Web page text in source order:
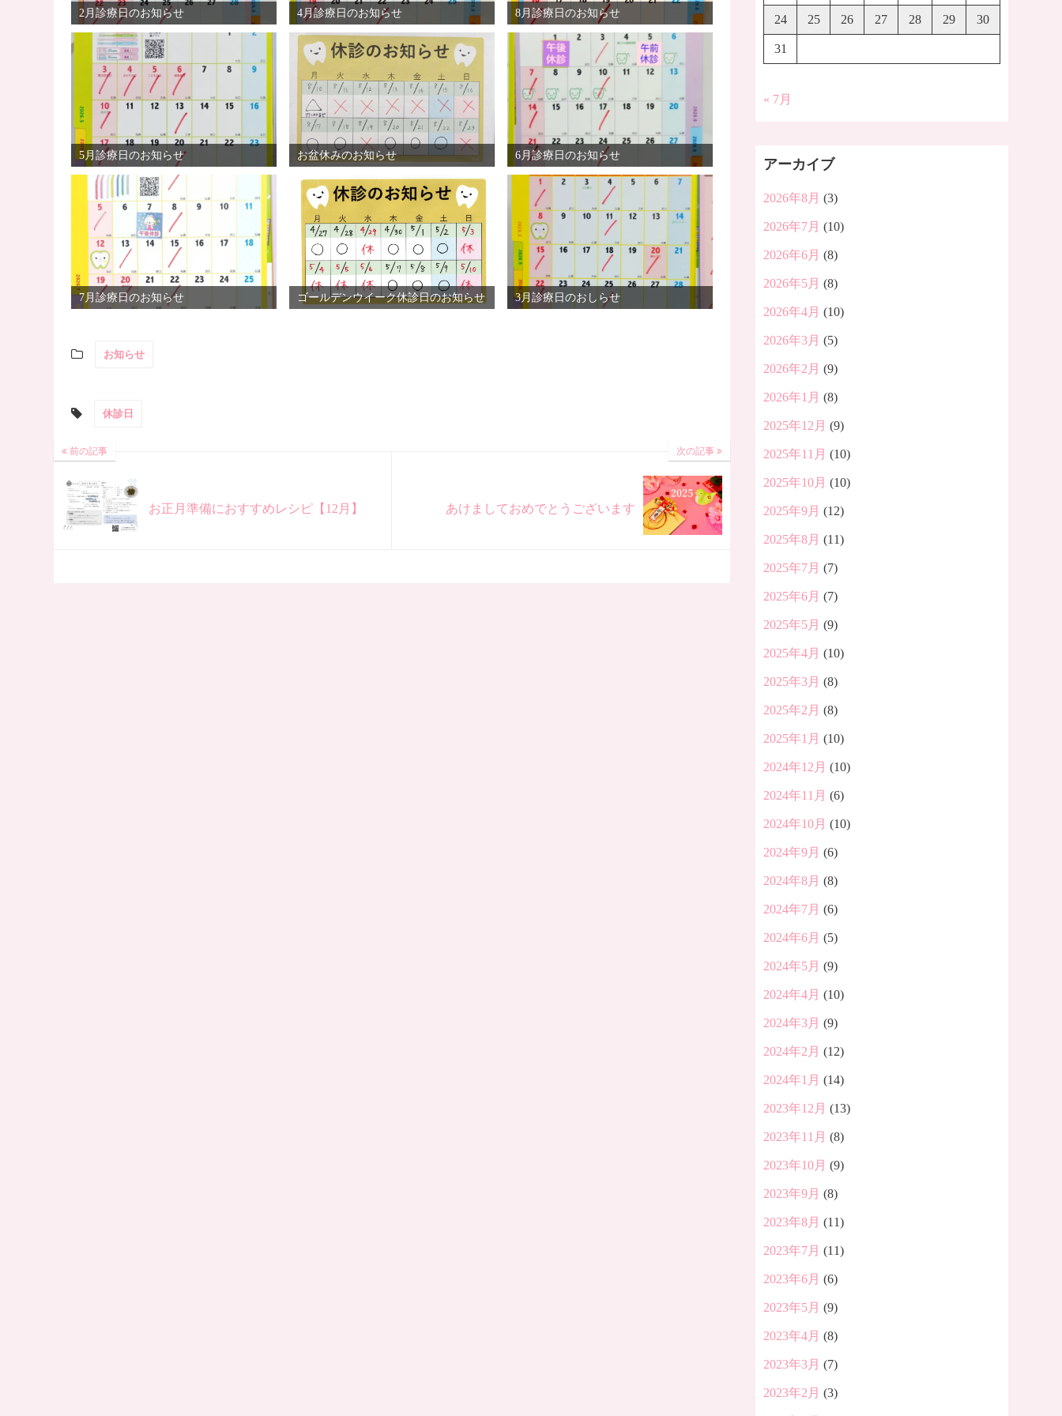
2月診療日のお知らせ 4月診療日のお知らせ 8月診療日のお知らせ
5月診療日のお知らせ お盆休みのお知らせ 6月診療日のお知らせ
7月診療日のお知らせ ゴールデンウイーク休診日のお知らせ 3月診療日のおしらせ
お知らせ
休診日
前の記事
お正月準備におすすめレシピ【12月】
次の記事
あけましておめでとうございます
24 25 26 27 28 29 30
31
« 7月
アーカイブ
2026年8月 (3)
2026年7月 (10)
2026年6月 (8)
2026年5月 (8)
2026年4月 (10)
2026年3月 (5)
2026年2月 (9)
2026年1月 (8)
2025年12月 (9)
2025年11月 (10)
2025年10月 (10)
2025年9月 (12)
2025年8月 (11)
2025年7月 (7)
2025年6月 (7)
2025年5月 (9)
2025年4月 (10)
2025年3月 (8)
2025年2月 (8)
2025年1月 (10)
2024年12月 (10)
2024年11月 (6)
2024年10月 (10)
2024年9月 (6)
2024年8月 (8)
2024年7月 (6)
2024年6月 (5)
2024年5月 (9)
2024年4月 (10)
2024年3月 (9)
2024年2月 (12)
2024年1月 (14)
2023年12月 (13)
2023年11月 (8)
2023年10月 (9)
2023年9月 (8)
2023年8月 (11)
2023年7月 (11)
2023年6月 (6)
2023年5月 (9)
2023年4月 (8)
2023年3月 (7)
2023年2月 (3)